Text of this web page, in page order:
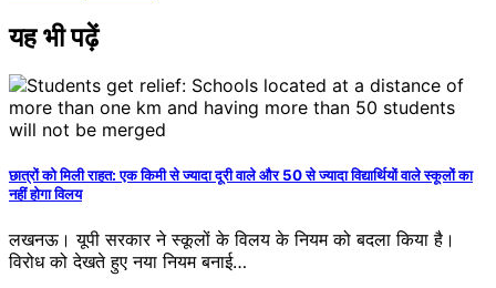
यह भी पढ़ें
छात्रों को मिली राहत: एक किमी से ज्यादा दूरी वाले और 50 से ज्यादा विद्यार्थियों वाले स्कूलों का
नहीं होगा विलय
लखनऊ। यूपी सरकार ने स्कूलों के विलय के नियम को बदला किया है।
विरोध को देखते हुए नया नियम बनाई…